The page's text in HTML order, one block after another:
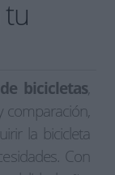
tu
bicicletas,
comparación,
la bicicleta
Con